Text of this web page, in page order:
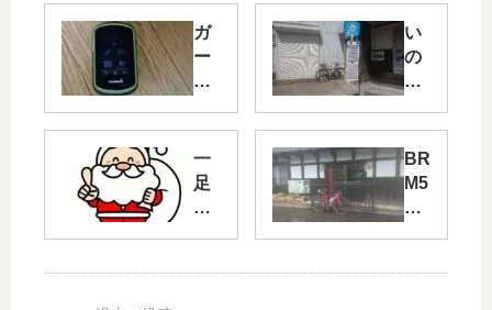
ガ
ー
ミ
、
修
理
い
の
ち
い
じ
に
一
足
早
ma
BR
M5
24
60